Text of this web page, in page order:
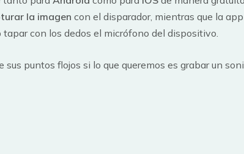
la imagen con el disparador, mientras que la
con los dedos el micrófono del dispositivo.
sus puntos flojos si lo que queremos es grabar un